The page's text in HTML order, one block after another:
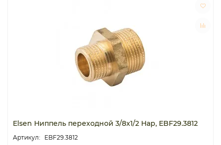
Elsen Ниппель переходной 3/8x1/2 Нар, EBF29.3812
EBF29.3812